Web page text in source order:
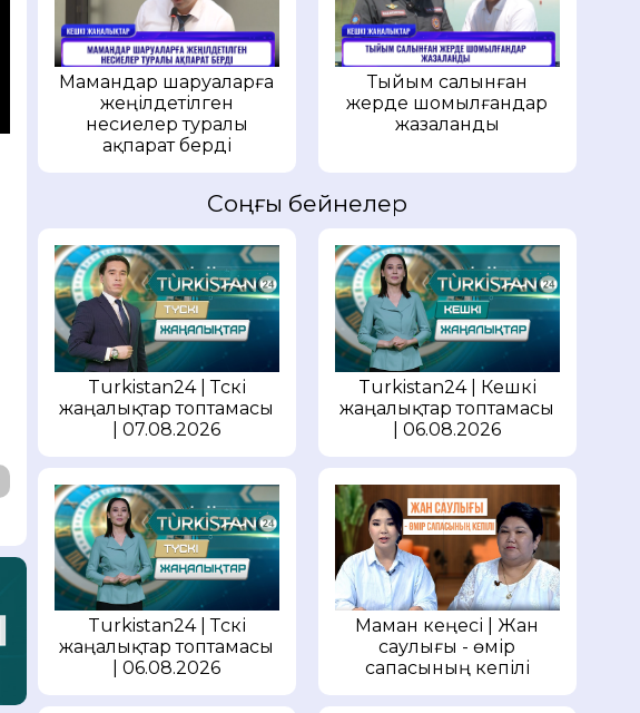
Мамандар шаруаларға
жеңілдетілген
несиелер туралы
ақпарат берді
Тыйым салынған
жерде шомылғандар
жазаланды
Соңғы бейнелер
Turkistan24 | Түскі
жаңалықтар топтамасы
| 07.08.2026
Turkistan24 | Кешкі
жаңалықтар топтамасы
| 06.08.2026
Turkistan24 | Түскі
жаңалықтар топтамасы
| 06.08.2026
Маман кеңесі | Жан
саулығы - өмір
сапасының кепілі